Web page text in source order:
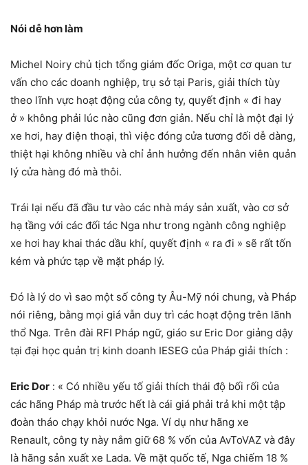
Nói dễ hơn làm
Michel Noiry chủ tịch tổng giám đốc Origa, một cơ quan tư
vấn cho các doanh nghiệp, trụ sở tại Paris, giải thích tùy
theo lĩnh vực hoạt động của công ty, quyết định « đi hay
ở » không phải lúc nào cũng đơn giản. Nếu chỉ là một đại lý
xe hơi, hay điện thoại, thì việc đóng cửa tương đối dễ dàng,
thiệt hại không nhiều và chỉ ảnh hưởng đến nhân viên quản
lý cửa hàng đó mà thôi.
Trái lại nếu đã đầu tư vào các nhà máy sản xuất, vào cơ sở
hạ tầng với các đối tác Nga như trong ngành công nghiệp
xe hơi hay khai thác dầu khí, quyết định « ra đi » sẽ rất tốn
kém và phức tạp về mặt pháp lý.
Đó là lý do vì sao một số công ty Âu-Mỹ nói chung, và Pháp
nói riêng, bằng mọi giá vẫn duy trì các hoạt động trên lãnh
thổ Nga. Trên đài RFI Pháp ngữ, giáo sư Eric Dor giảng dậy
tại đại học quản trị kinh doanh IESEG của Pháp giải thích :
Eric Dor : « Có nhiều yếu tố giải thích thái độ bối rối của
các hãng Pháp mà trước hết là cái giá phải trả khi một tập
đoàn tháo chạy khỏi nước Nga. Ví dụ như hãng xe
Renault, công ty này nắm giữ 68 % vốn của AvToVAZ và đây
là hãng sản xuất xe Lada. Về mặt quốc tế, Nga chiếm 18 %